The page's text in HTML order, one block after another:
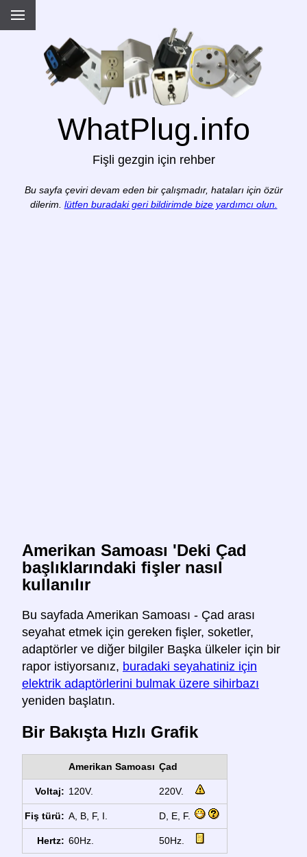
WhatPlug.info
Fişli gezgin için rehber
Bu sayfa çeviri devam eden bir çalışmadır, hataları için özür
dilerim. lütfen buradaki geri bildirimde bize yardımcı olun.
Amerikan Samoası 'Deki Çad
başlıklarındaki fişler nasıl
kullanılır
Bu sayfada Amerikan Samoası - Çad arası
seyahat etmek için gereken fişler, soketler,
adaptörler ve diğer bilgiler Başka ülkeler için bir
rapor istiyorsanız, buradaki seyahatiniz için
elektrik adaptörlerini bulmak üzere sihirbazı
yeniden başlatın.
Bir Bakışta Hızlı Grafik
Amerikan Samoası Çad
Voltaj: 120V. 220V.
Fiş türü: A, B, F, I. D, E, F.
Hertz: 60Hz. 50Hz.